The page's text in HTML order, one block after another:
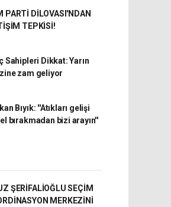
PARTİ DİLOVASI'NDAN
TEPKİSİ!
Sahipleri Dikkat: Yarın
zam geliyor
Bıyık: ''Atıkları gelişi
bırakmadan bizi arayın''
ŞERİFALİOĞLU SEÇİM
MERKEZİNİ